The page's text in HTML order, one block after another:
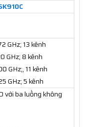
GHz; 13 kênh
GHz; 8 kênh
GHz;, 11 kênh
GHz; 5 kênh
với ba luồng không